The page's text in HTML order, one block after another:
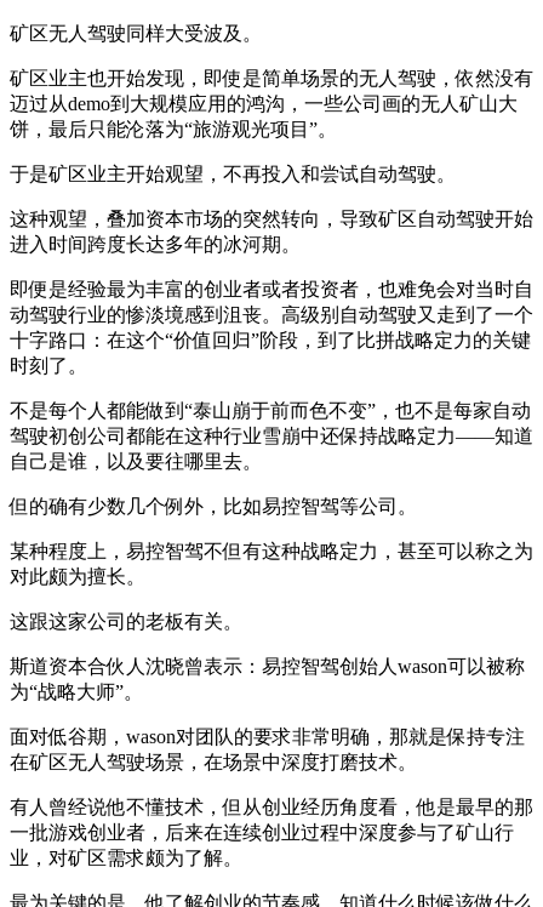
矿区无人驾驶同样大受波及。
矿区业主也开始发现，即使是简单场景的无人驾驶，依然没有
迈过从demo到大规模应用的鸿沟，一些公司画的无人矿山大
饼，最后只能沦落为“旅游观光项目”。
于是矿区业主开始观望，不再投入和尝试自动驾驶。
这种观望，叠加资本市场的突然转向，导致矿区自动驾驶开始
进入时间跨度长达多年的冰河期。
即便是经验最为丰富的创业者或者投资者，也难免会对当时自
动驾驶行业的惨淡境感到沮丧。高级别自动驾驶又走到了一个
十字路口：在这个“价值回归”阶段，到了比拼战略定力的关键
时刻了。
不是每个人都能做到“泰山崩于前而色不变”，也不是每家自动
驾驶初创公司都能在这种行业雪崩中还保持战略定力——知道
自己是谁，以及要往哪里去。
但的确有少数几个例外，比如易控智驾等公司。
某种程度上，易控智驾不但有这种战略定力，甚至可以称之为
对此颇为擅长。
这跟这家公司的老板有关。
斯道资本合伙人沈晓曾表示：易控智驾创始人wason可以被称
为“战略大师”。
面对低谷期，wason对团队的要求非常明确，那就是保持专注
在矿区无人驾驶场景，在场景中深度打磨技术。
有人曾经说他不懂技术，但从创业经历角度看，他是最早的那
一批游戏创业者，后来在连续创业过程中深度参与了矿山行
业，对矿区需求颇为了解。
最为关键的是，他了解创业的节奏感，知道什么时候该做什么